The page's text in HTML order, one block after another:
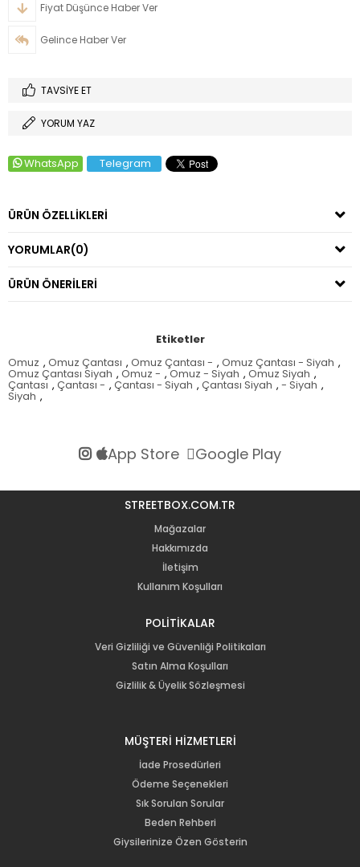
Fiyat Düşünce Haber Ver
Gelince Haber Ver
TAVSIYE ET
YORUM YAZ
WhatsApp Telegram
ÜRÜN ÖZELLIKLERI
YORUMLAR(0)
ÜRÜN ÖNERILERI
Etiketler
Omuz , Omuz Çantası , Omuz Çantası - , Omuz Çantası - Siyah ,
Omuz Çantası Siyah , Omuz - , Omuz - Siyah , Omuz Siyah ,
Çantası , Çantası - , Çantası - Siyah , Çantası Siyah , - Siyah ,
Siyah ,
App Store Google Play
STREETBOX.COM.TR
Mağazalar
Hakkımızda
İletişim
Kullanım Koşulları
POLİTİKALAR
Veri Gizliliği ve Güvenliği Politikaları
Satın Alma Koşulları
Gizlilik & Üyelik Sözleşmesi
MÜŞTERİ HİZMETLERİ
İade Prosedürleri
Ödeme Seçenekleri
Sık Sorulan Sorular
Beden Rehberi
Giysilerinize Özen Gösterin